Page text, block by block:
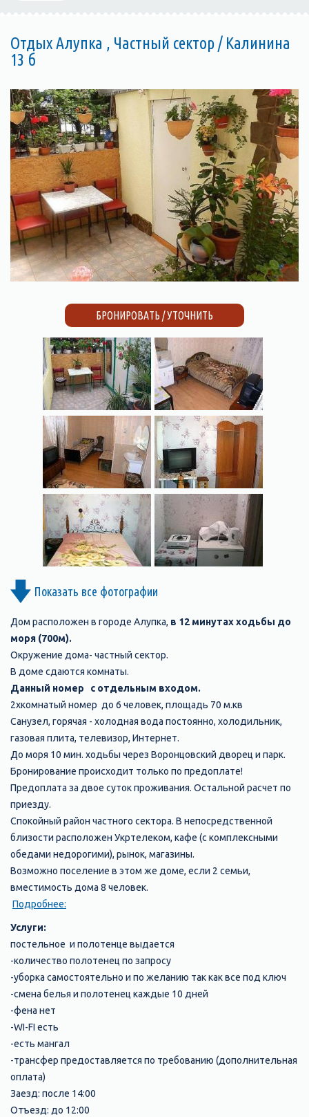
Отдых Алупка , Частный сектор / Калинина
13 б
БРОНИРОВАТЬ / УТОЧНИТЬ
Показать все фотографии
Дом расположен в городе Алупка, в 12 минутах ходьбы до
моря (700м).
Окружение дома- частный сектор.
В доме сдаются комнаты.
Данный номер с отдельным входом.
2хкомнатый номер до 6 человек, площадь 70 м.кв
Санузел, горячая - холодная вода постоянно, холодильник,
газовая плита, телевизор, Интернет.
До моря 10 мин. ходьбы через Воронцовский дворец и парк.
Бронирование происходит только по предоплате!
Предоплата за двое суток проживания. Остальной расчет по
приезду.
Спокойный район частного сектора. В непосредственной
близости расположен Укртелеком, кафе (с комплексными
обедами недорогими), рынок, магазины.
Возможно поселение в этом же доме, если 2 семьи,
вместимость дома 8 человек.
Подробнее:
Услуги:
постельное и полотенце выдается
-количество полотенец по запросу
-уборка самостоятельно и по желанию так как все под ключ
-смена белья и полотенец каждые 10 дней
-фена нет
-WI-FI есть
-есть мангал
-трансфер предоставляется по требованию (дополнительная
оплата)
Заезд: после 14:00
Отъезд: до 12:00